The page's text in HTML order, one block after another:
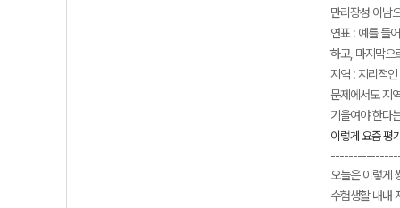
만리장성 이남
연표 : 예를 들
하고, 마지막으
지역 : 지리적
문제에서도 지
기울여야 한다
이렇게 요즘 평
오늘은 이렇게
수험생활 내내